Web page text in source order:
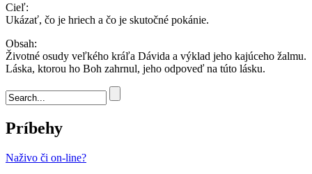
Cieľ:
Ukázať, čo je hriech a čo je skutočné pokánie.
Obsah:
Životné osudy veľkého kráľa Dávida a výklad jeho kajúceho žalmu.
Láska, ktorou ho Boh zahrnul, jeho odpoveď na túto lásku.
Vyhľadávanie
Príbehy
Naživo či on-line?